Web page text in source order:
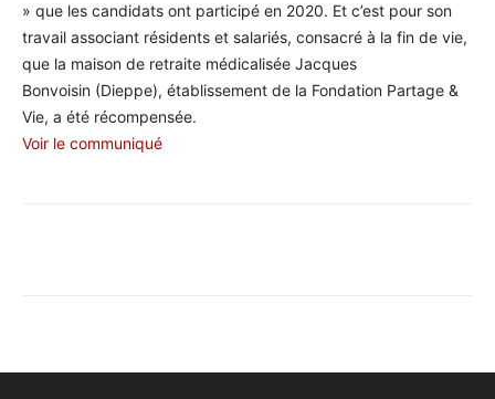
» que les candidats ont participé en 2020. Et c’est pour son
travail associant résidents et salariés, consacré à la fin de vie,
que la maison de retraite médicalisée Jacques
Bonvoisin (Dieppe), établissement de la Fondation Partage &
Vie, a été récompensée.
Voir le communiqué